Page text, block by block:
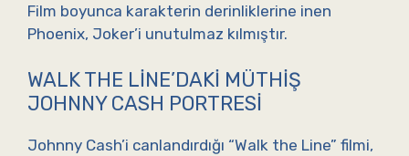
Film boyunca karakterin derinliklerine inen
Phoenix, Joker’i unutulmaz kılmıştır.
WALK THE LINE’DAKI MÜTHIŞ
JOHNNY CASH PORTRESI
Johnny Cash’i canlandırdığı “Walk the Line” filmi,